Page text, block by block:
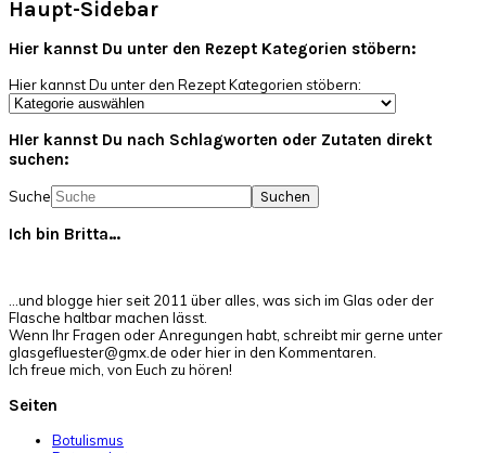
Haupt-Sidebar
Hier kannst Du unter den Rezept Kategorien stöbern:
Hier kannst Du unter den Rezept Kategorien stöbern:
HIer kannst Du nach Schlagworten oder Zutaten direkt
suchen:
Suche
Ich bin Britta…
…und blogge hier seit 2011 über alles, was sich im Glas oder der
Flasche haltbar machen lässt.
Wenn Ihr Fragen oder Anregungen habt, schreibt mir gerne unter
glasgefluester@gmx.de oder hier in den Kommentaren.
Ich freue mich, von Euch zu hören!
Seiten
Botulismus